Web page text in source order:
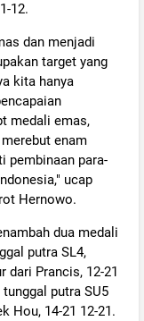
12.
dan menjadi
target yang
kita hanya
medali emas,
enam
pembinaan para-
ucap
Hernowo.
dua medali
putra SL4,
dari Prancis, 12-21
putra SU5
Hou, 14-21 12-21.